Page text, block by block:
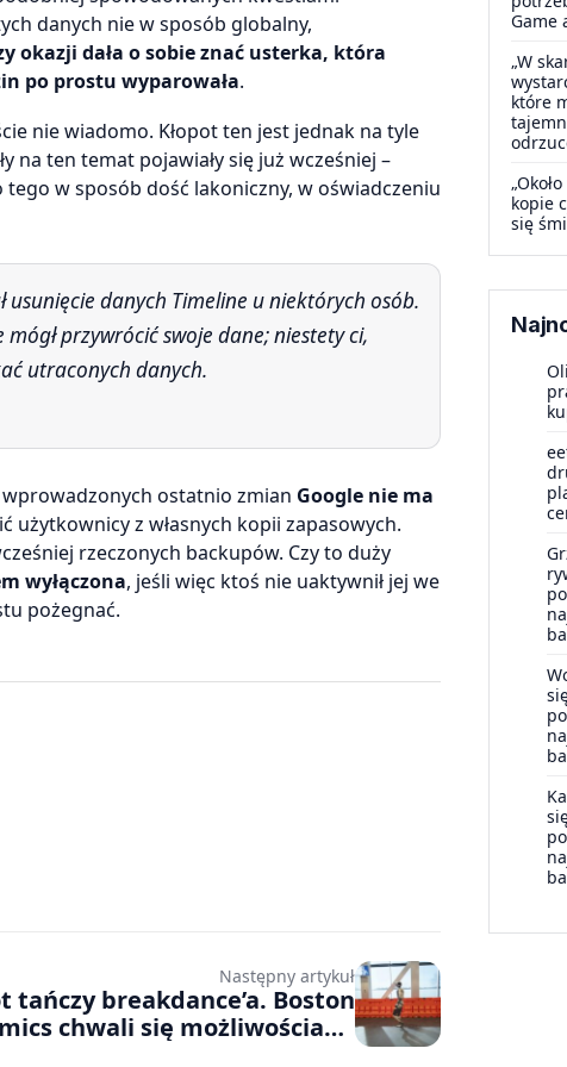
danych nie w sposób globalny,
okazji dała o sobie znać usterka, która
po prostu wyparowała.
nie wiadomo. Kłopot ten jest jednak na tyle
na ten temat pojawiały się już wcześniej –
w sposób dość lakoniczny, w oświadczeniu
przywrócić swoje dane; niestety ci,
utraconych danych.
ostatnio zmian Google nie ma
użytkownicy z własnych kopii zapasowych.
rzeczonych backupów. Czy to duży
wyłączona, jeśli więc ktoś nie uaktywnił jej we
pożegnać.
Game
„W
które
kopie
się
Następny artykuł
tańczy breakdance’a. Boston
chwali się możliwościami